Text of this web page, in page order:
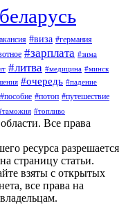
#виза #германия
#зарплата #зима
#литва #медицина #минск
#очередь #падение
#пособие #потоп #путешествие
#топливо
Все права
ресурса разрешается
страницу статьи.
взяты с открытых
все права на